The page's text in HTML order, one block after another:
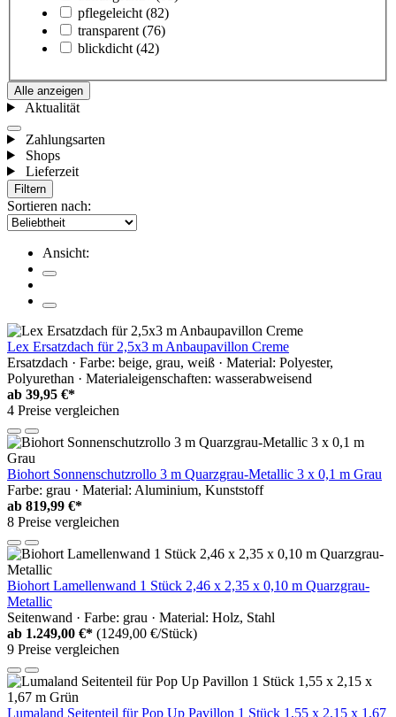
pflegeleicht (82)
transparent (76)
blickdicht (42)
Alle anzeigen
Aktualität
Zahlungsarten
Shops
Lieferzeit
Filtern
Sortieren nach:
Ansicht:
Lex Ersatzdach für 2,5x3 m Anbaupavillon Creme
Ersatzdach · Farbe: beige, grau, weiß · Material: Polyester,
Polyurethan · Materialeigenschaften: wasserabweisend
ab 39,95 €*
4 Preise vergleichen
Biohort Sonnenschutzrollo 3 m Quarzgrau-Metallic 3 x 0,1 m Grau
Farbe: grau · Material: Aluminium, Kunststoff
ab 819,99 €*
8 Preise vergleichen
Biohort Lamellenwand 1 Stück 2,46 x 2,35 x 0,10 m Quarzgrau-
Metallic
Seitenwand · Farbe: grau · Material: Holz, Stahl
ab 1.249,00 €* (1249,00 €/Stück)
9 Preise vergleichen
Lumaland Seitenteil für Pop Up Pavillon 1 Stück 1,55 x 2,15 x 1,67